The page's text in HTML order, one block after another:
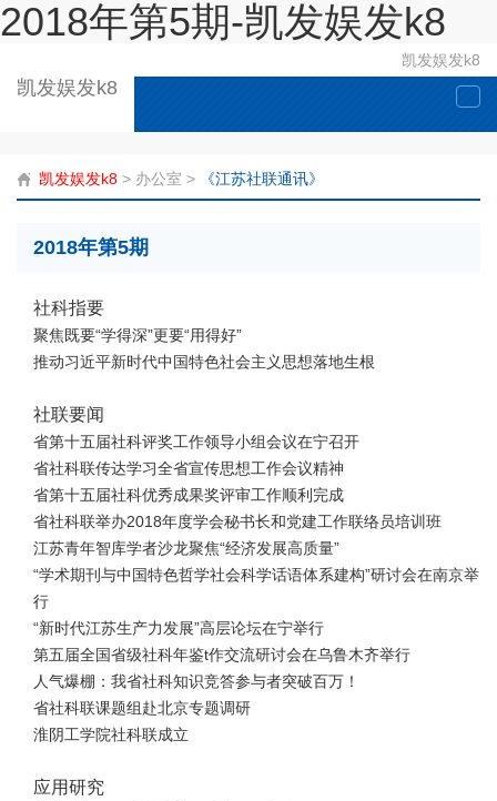
2018年第5期-凯发娱发k8
凯发娱发k8
凯发娱发k8
凯发娱发k8 > 办公室 > 《江苏社联通讯》
2018年第5期
社科指要
聚焦既要“学得深”更要“用得好”
推动习近平新时代中国特色社会主义思想落地生根
社联要闻
省第十五届社科评奖工作领导小组会议在宁召开
省社科联传达学习全省宣传思想工作会议精神
省第十五届社科优秀成果奖评审工作顺利完成
省社科联举办2018年度学会秘书长和党建工作联络员培训班
江苏青年智库学者沙龙聚焦“经济发展高质量”
“学术期刊与中国特色哲学社会科学话语体系建构”研讨会在南京举
行
“新时代江苏生产力发展”高层论坛在宁举行
第五届全国省级社科年鉴t作交流研讨会在乌鲁木齐举行
人气爆棚：我省社科知识竞答参与者突破百万！
省社科联课题组赴北京专题调研
淮阴工学院社科联成立
应用研究